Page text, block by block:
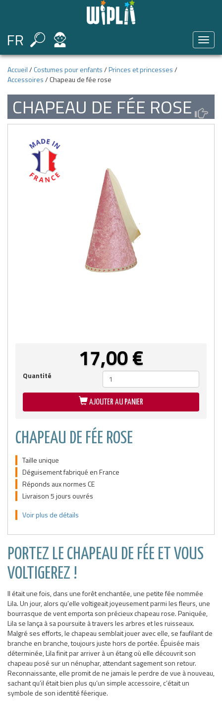
Toggle
FR
Accueil/ Costumes pour enfants/Princes et princesses/
Accessoires/ Chapeau de fée rose
CHAPEAU DE FÉE ROSE
17,00€
Quantité
AJOUTER AU PANIER
CHAPEAU DE FÉE ROSE
Taille unique
Déguisement fabriqué en France
Réponds aux normes CE
Livraison 5 jours ouvrés
Voir plus de détails
PORTEZ LE CHAPEAU DE FÉE ET VOUS
VOLTIGEREZ !
Il était une fois, dans une forêt enchantée, une petite fée nommée
Lila. Un jour, alors qu’elle voltigeait joyeusement parmi les fleurs, une
bourrasque de vent emporta son précieux chapeau rose. Paniquée,
Lila se lança à sa poursuite à travers les arbres et les ruisseaux.
Malgré ses efforts, le chapeau semblait jouer avec elle, se faufilant de
branche en branche, toujours juste hors de portée. Épuisée mais
déterminée, Lila finit par arriver à un étang où elle découvrit son
chapeau posé sur un nénuphar, attendant sagement son retour.
Reconnaissante, elle promit de ne jamais le perdre de vue à nouveau,
sachant qu’il était bien plus qu’un simple accessoire, c’était un
symbole de son identité féerique.